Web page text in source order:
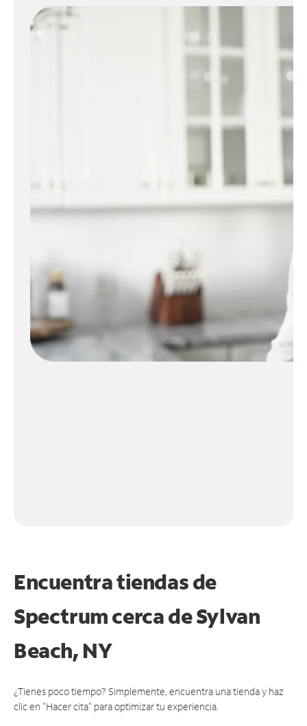
Encuentra tiendas de
Spectrum cerca deSylvan
Beach, NY
¿Tienes poco tiempo? Simplemente, encuentra una tienda y haz
clic en "Hacer cita" para optimizar tu experiencia.